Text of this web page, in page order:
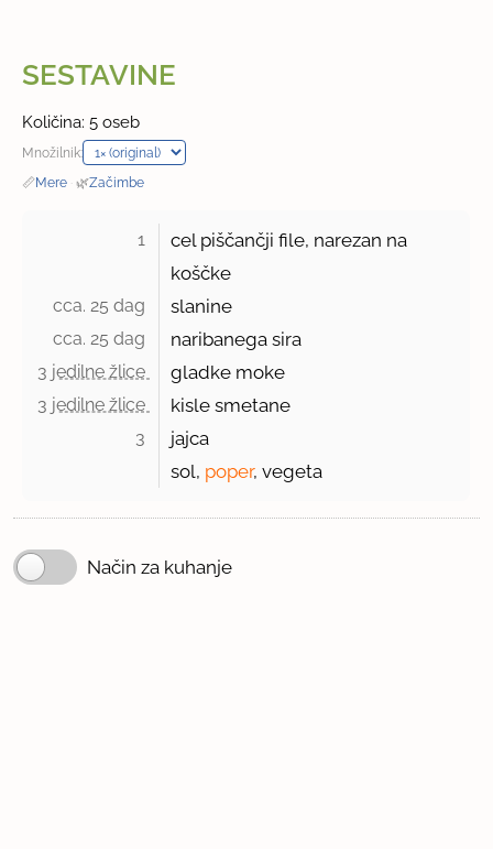
SESTAVINE
Količina: 5 oseb
Množilnik:
📏Mere · 🌿Začimbe
1
cel piščančji file, narezan na
koščke
cca. 25 dag slanine
cca. 25 dag naribanega sira
3 jedilne žlice gladke moke
3 jedilne žlice kisle smetane
3
jajca
sol, poper, vegeta
Način za kuhanje